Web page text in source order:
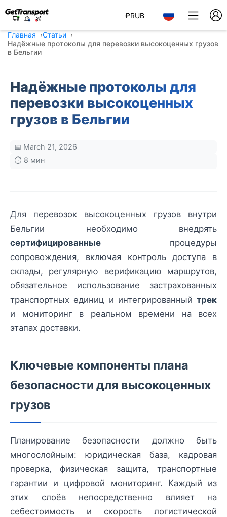
₽RUB
Главная
Статьи
Надёжные протоколы для перевозки высокоценных грузов
в Бельгии
Надёжные протоколы для
перевозки высокоценных
грузов в Бельгии
📅 March 21, 2026
⏱️ 8 мин
Для перевозок высокоценных грузов внутри
Бельгии необходимо внедрять
сертифицированные процедуры
сопровождения, включая контроль доступа в
склады, регулярную верификацию маршрутов,
обязательное использование застрахованных
транспортных единиц и интегрированный трек
и мониторинг в реальном времени на всех
этапах доставки.
Ключевые компоненты плана
безопасности для высокоценных
грузов
Планирование безопасности должно быть
многослойным: юридическая база, кадровая
проверка, физическая защита, транспортные
гарантии и цифровой мониторинг. Каждый из
этих слоёв непосредственно влияет на
себестоимость и скорость логистической